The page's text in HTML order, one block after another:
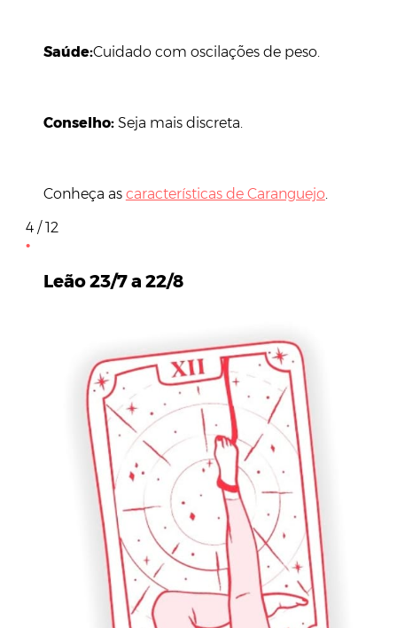
Saúde:Cuidado com oscilações de peso.
Conselho: Seja mais discreta.
Conheça as características de Caranguejo.
4 / 12
Leão 23/7 a 22/8